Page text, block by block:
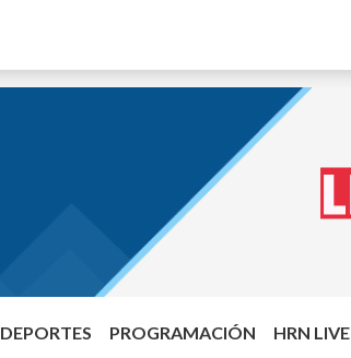
DEPORTES PROGRAMACIÓN HRN LIVE